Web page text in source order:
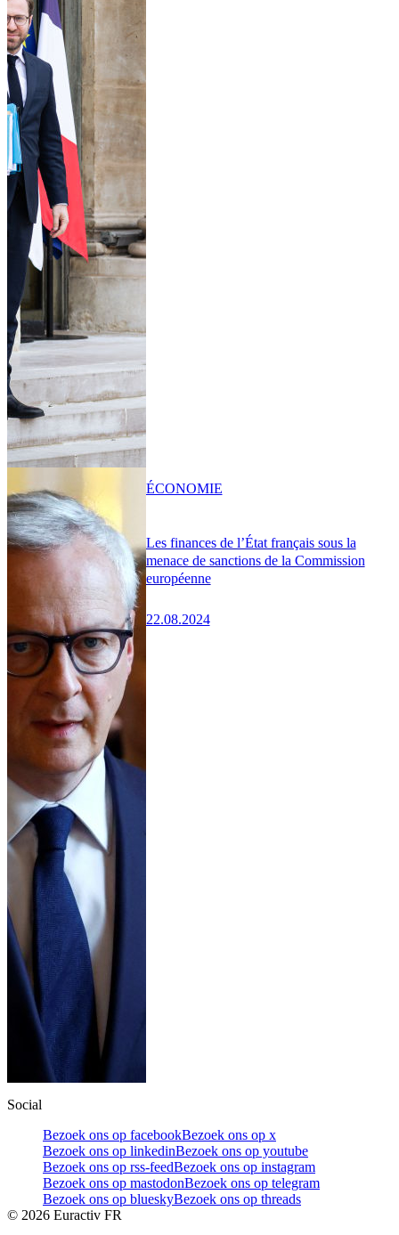
Les finances de l’État français sous la
menace de sanctions de la Commission
européenne
22.08.2024
ÉCONOMIE
Social
Bezoek ons op facebookBezoek ons op x
Bezoek ons op linkedinBezoek ons op youtube
Bezoek ons op rss-feedBezoek ons op instagram
Bezoek ons op mastodonBezoek ons op telegram
Bezoek ons op blueskyBezoek ons op threads
© 2026 Euractiv FR